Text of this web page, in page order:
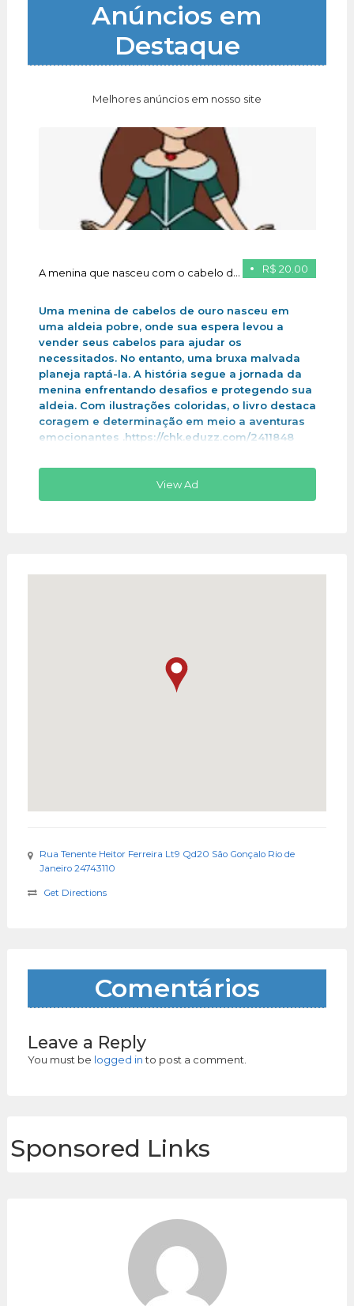
Anúncios em
Destaque
Melhores anúncios em nosso site
R$ 20.00
A menina que nasceu com o cabelo de ouro
Uma menina de cabelos de ouro nasceu em
uma aldeia pobre, onde sua espera levou a
vender seus cabelos para ajudar os
necessitados. No entanto, uma bruxa malvada
planeja raptá-la. A história segue a jornada da
menina enfrentando desafios e protegendo sua
aldeia. Com ilustrações coloridas, o livro destaca
coragem e determinação em meio a aventuras
emocionantes .https://chk.eduzz.com/2411848
View Ad
Rua Tenente Heitor Ferreira Lt9 Qd20 São Gonçalo Rio de
Janeiro 24743110
Get Directions
Comentários
Leave a Reply
You must be logged into post a comment.
Sponsored Links